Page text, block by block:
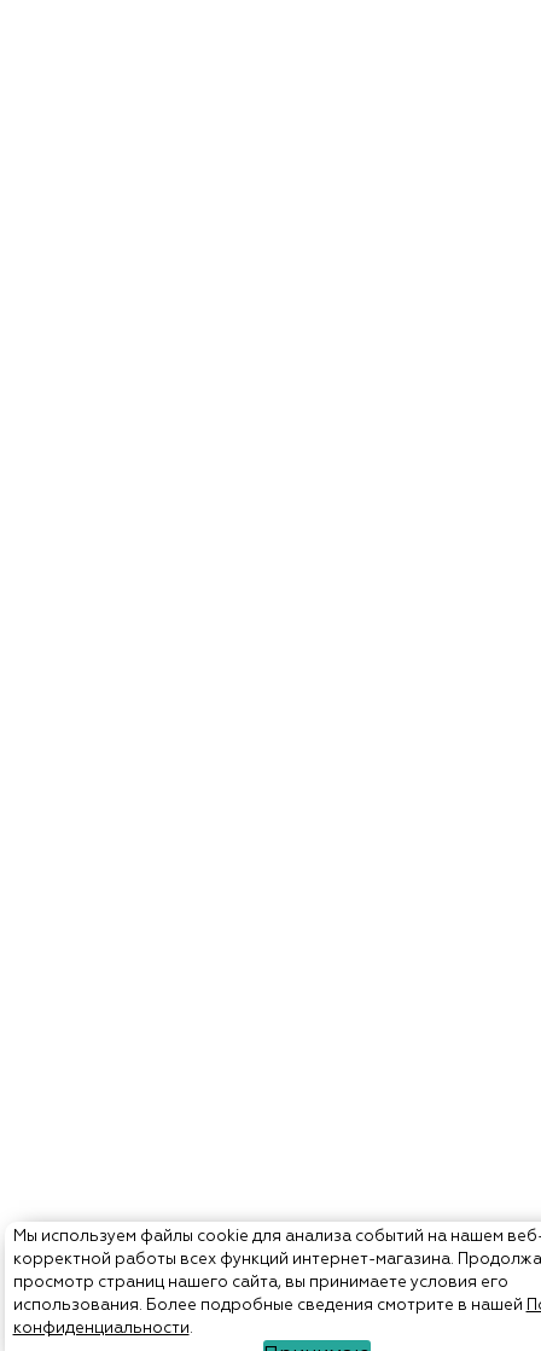
Мы используем файлы cookie для анализа событий на нашем
корректной работы всех функций интернет-магазина.
просмотр страниц нашего сайта, вы принимаете условия его
использования. Более подробные сведения смотрите в нашей
конфиденциальности.